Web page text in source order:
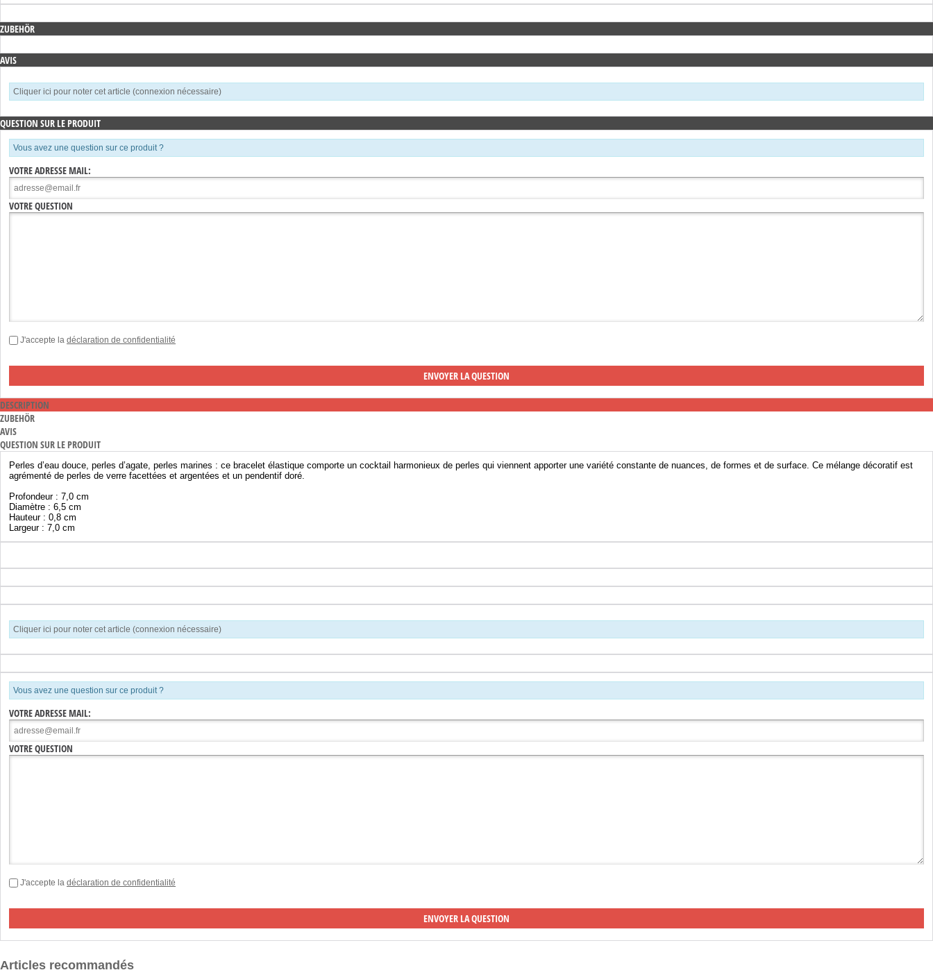
ZUBEHÖR
AVIS
Cliquer ici pour noter cet article (connexion nécessaire)
QUESTION SUR LE PRODUIT
Vous avez une question sur ce produit ?
VOTRE ADRESSE MAIL:
VOTRE QUESTION
J'accepte la déclaration de confidentialité
DESCRIPTION
ZUBEHÖR
AVIS
QUESTION SUR LE PRODUIT
Perles d’eau douce, perles d’agate, perles marines : ce bracelet élastique comporte un cocktail harmonieux de perles qui viennent apporter une variété constante de nuances, de formes et de surface. Ce mélange décoratif est
agrémenté de perles de verre facettées et argentées et un pendentif doré.
Profondeur : 7,0 cm
Diamètre : 6,5 cm
Hauteur : 0,8 cm
Largeur : 7,0 cm
Cliquer ici pour noter cet article (connexion nécessaire)
Vous avez une question sur ce produit ?
VOTRE ADRESSE MAIL:
VOTRE QUESTION
J'accepte la déclaration de confidentialité
Articles recommandés